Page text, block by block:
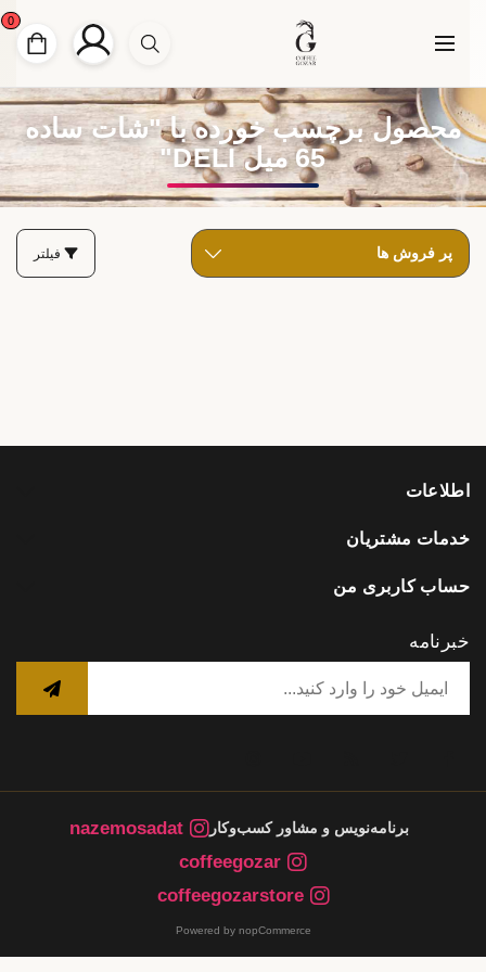
0
محصول برچسب خورده با "شات ساده
65 میل DELI"
فیلتر
اطلاعات
خدمات مشتریان
حساب کاربری من
خبرنامه
برنامه‌نویس و مشاور کسب‌وکار
nazemosadat
coffeegozar
coffeegozarstore
Powered by nopCommerce